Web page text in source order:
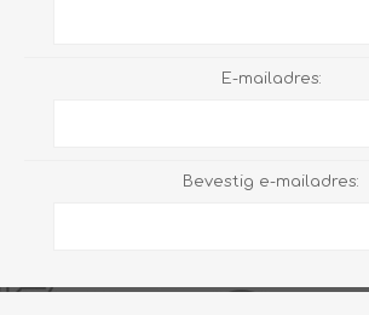
E-mailadres:
Bevestig e-mailadres: